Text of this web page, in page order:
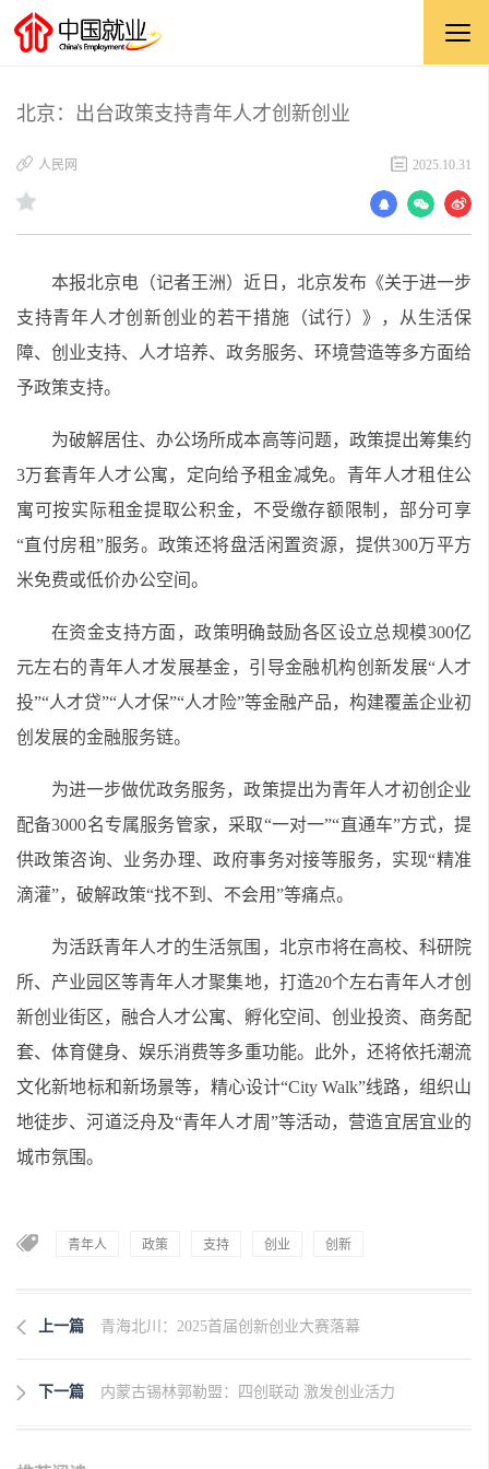
北京：出台政策支持青年人才创新创业
​人民网 2025.10.31
本报北京电（记者王洲）近日，北京发布《关于进一步
支持青年人才创新创业的若干措施（试行）》，从生活保
障、创业支持、人才培养、政务服务、环境营造等多方面给
予政策支持。
为破解居住、办公场所成本高等问题，政策提出筹集约
3万套青年人才公寓，定向给予租金减免。青年人才租住公
寓可按实际租金提取公积金，不受缴存额限制，部分可享
“直付房租”服务。政策还将盘活闲置资源，提供300万平方
米免费或低价办公空间。
在资金支持方面，政策明确鼓励各区设立总规模300亿
元左右的青年人才发展基金，引导金融机构创新发展“人才
投”“人才贷”“人才保”“人才险”等金融产品，构建覆盖企业初
创发展的金融服务链。
为进一步做优政务服务，政策提出为青年人才初创企业
配备3000名专属服务管家，采取“一对一”“直通车”方式，提
供政策咨询、业务办理、政府事务对接等服务，实现“精准
滴灌”，破解政策“找不到、不会用”等痛点。
为活跃青年人才的生活氛围，北京市将在高校、科研院
所、产业园区等青年人才聚集地，打造20个左右青年人才创
新创业街区，融合人才公寓、孵化空间、创业投资、商务配
套、体育健身、娱乐消费等多重功能。此外，还将依托潮流
文化新地标和新场景等，精心设计“City Walk”线路，组织山
地徒步、河道泛舟及“青年人才周”等活动，营造宜居宜业的
城市氛围。
青年人 政策 支持 创业 创新
上一篇 青海北川：2025首届创新创业大赛落幕
下一篇 内蒙古锡林郭勒盟：四创联动 激发创业活力